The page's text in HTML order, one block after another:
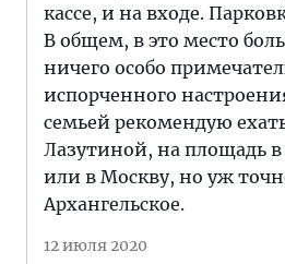
кассе, и на входе.
В общем, в это место
ничего особо
испорченного
семьей рекомендую
Лазутиной, на площадь в
или в Москву, но уж
Архангельское.
12 июля 2020